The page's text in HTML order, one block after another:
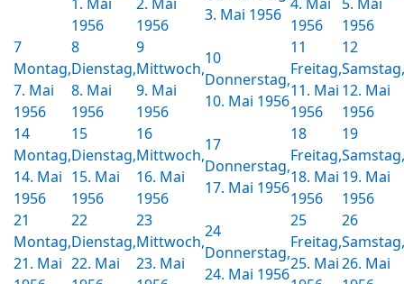
1956
1956
3. Mai 1956
1956
1956
7
Montag,
7. Mai
1956
8
Dienstag,
8. Mai
1956
9
Mittwoch,
9. Mai
1956
10
Donnerstag,
10. Mai 1956
11
Freitag,
11. Mai
1956
12
Samstag,
12. Mai
1956
14
Montag,
14. Mai
1956
15
Dienstag,
15. Mai
1956
16
Mittwoch,
16. Mai
1956
17
Donnerstag,
17. Mai 1956
18
Freitag,
18. Mai
1956
19
Samstag,
19. Mai
1956
21
Montag,
21. Mai
22
Dienstag,
22. Mai
23
Mittwoch,
23. Mai
24
Donnerstag,
24. Mai 1956
25
Freitag,
25. Mai
26
Samstag,
26. Mai